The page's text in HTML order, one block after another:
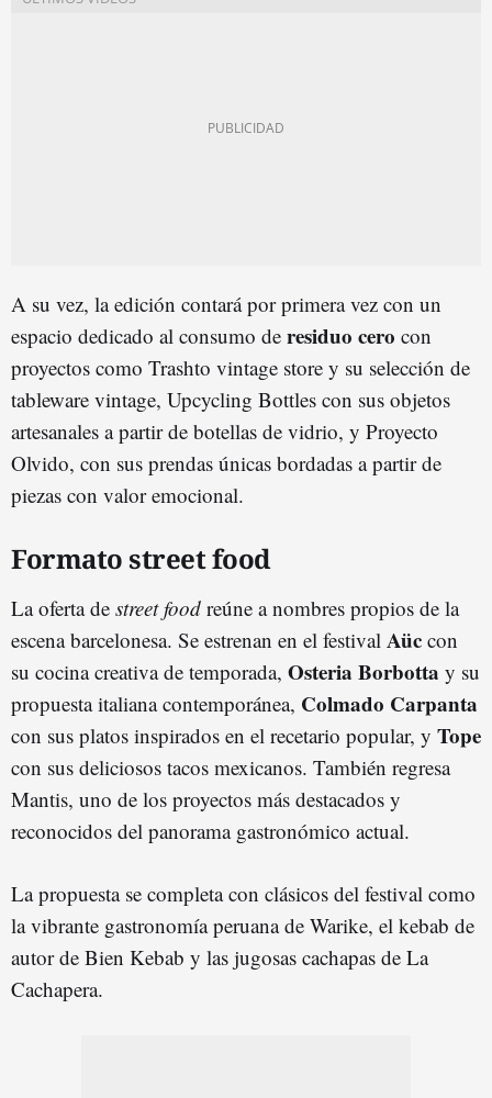
A su vez, la edición contará por primera vez con un
espacio dedicado al consumo de residuo cero con
proyectos como Trashto vintage store y su selección de
tableware vintage, Upcycling Bottles con sus objetos
artesanales a partir de botellas de vidrio, y Proyecto
Olvido, con sus prendas únicas bordadas a partir de
piezas con valor emocional.
Formato street food
La oferta de street food reúne a nombres propios de la
escena barcelonesa. Se estrenan en el festival Aüc con
su cocina creativa de temporada, Osteria Borbotta y su
propuesta italiana contemporánea, Colmado Carpanta
con sus platos inspirados en el recetario popular, y Tope
con sus deliciosos tacos mexicanos. También regresa
Mantis, uno de los proyectos más destacados y
reconocidos del panorama gastronómico actual.
La propuesta se completa con clásicos del festival como
la vibrante gastronomía peruana de Warike, el kebab de
autor de Bien Kebab y las jugosas cachapas de La
Cachapera.